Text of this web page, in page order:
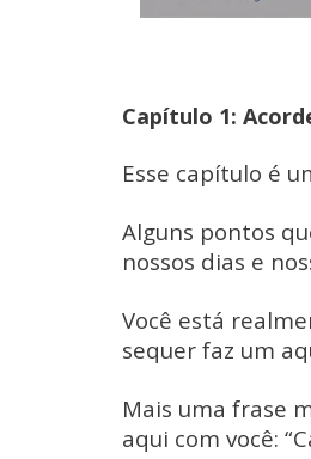
Capítulo 1:
Esse capítulo é
Alguns pontos
nossos dias e
Você está
sequer faz um
Mais uma frase
aqui com você: